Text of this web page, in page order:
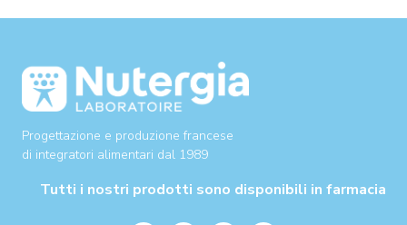
Progettazione e produzione francese
di integratori alimentari dal 1989
Tutti i nostri prodotti sono disponibili in farmacia